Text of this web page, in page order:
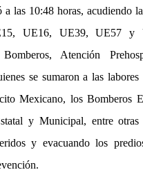
las 10:48 horas, acudiendo
UE16, UE39, UE57 y
Atención
se sumaron a las labores
Mexicano, los Bomberos
y Municipal, entre otras
y evacuando los